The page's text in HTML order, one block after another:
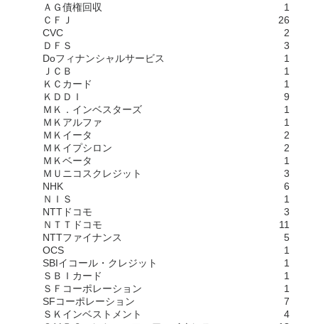
ＡＧ債権回収
1
ＣＦＪ
26
CVC
2
ＤＦＳ
3
Doフィナンシャルサービス
1
ＪＣＢ
1
ＫＣカード
1
ＫＤＤＩ
9
ＭＫ．インベスターズ
1
ＭＫアルファ
1
ＭＫイータ
2
ＭＫイプシロン
2
ＭＫベータ
1
ＭＵニコスクレジット
3
NHK
6
ＮＩＳ
1
NTTドコモ
3
ＮＴＴドコモ
11
NTTファイナンス
5
OCS
1
SBIイコール・クレジット
1
ＳＢＩカード
1
ＳＦコーポレーション
1
SFコーポレーション
7
ＳＫインベストメント
4